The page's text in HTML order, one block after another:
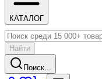
КАТАЛОГ
Найти
Поиск...